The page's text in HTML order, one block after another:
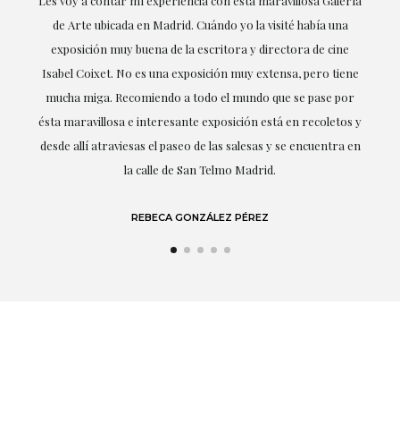
la obtención de la obra y desde el inicio ha sabido entender
mis gustos y necesidades, la cercanía, la empatía y la
profesionalidad han estado presentes en cada momento,
destacando (por supuesto) el amor y conocimiento sobre lo
que habla: el arte.
LAURA GUTIÉRREZ